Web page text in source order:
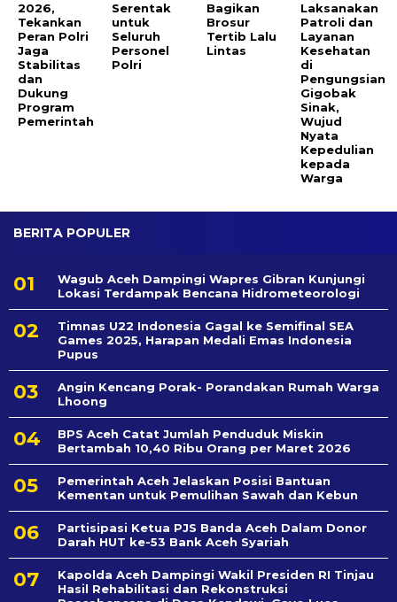
2026,
Tekankan
Peran Polri
Jaga
Stabilitas
dan
Dukung
Program
Pemerintah
Serentak
untuk
Seluruh
Personel
Polri
Bagikan
Brosur
Tertib Lalu
Lintas
Laksanakan
Patroli dan
Layanan
Kesehatan
di
Pengungsian
Gigobak
Sinak,
Wujud
Nyata
Kepedulian
kepada
Warga
BERITA POPULER
Wagub Aceh Dampingi Wapres Gibran Kunjungi
Lokasi Terdampak Bencana Hidrometeorologi
Timnas U22 Indonesia Gagal ke Semifinal SEA
Games 2025, Harapan Medali Emas Indonesia
Pupus
Angin Kencang Porak- Porandakan Rumah Warga
Lhoong
BPS Aceh Catat Jumlah Penduduk Miskin
Bertambah 10,40 Ribu Orang per Maret 2026
Pemerintah Aceh Jelaskan Posisi Bantuan
Kementan untuk Pemulihan Sawah dan Kebun
Partisipasi Ketua PJS Banda Aceh Dalam Donor
Darah HUT ke-53 Bank Aceh Syariah
Kapolda Aceh Dampingi Wakil Presiden RI Tinjau
Hasil Rehabilitasi dan Rekonstruksi